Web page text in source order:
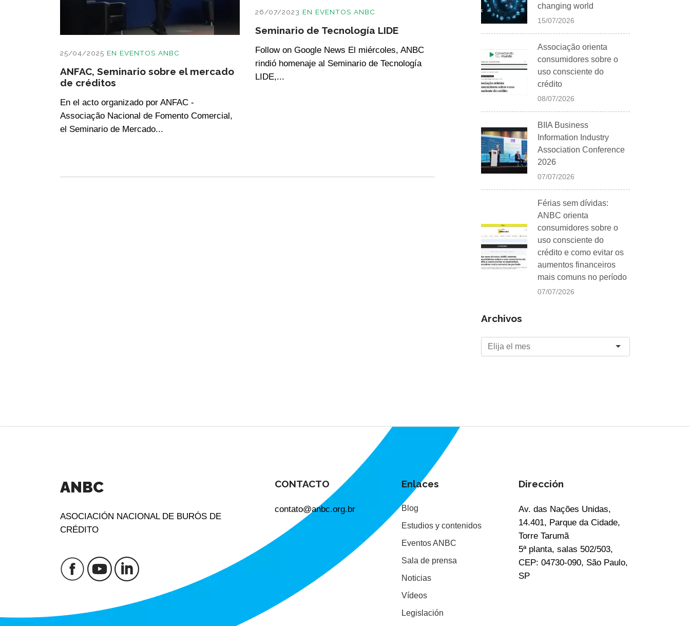
25/04/2025 EN EVENTOS ANBC
ANFAC, Seminario sobre el mercado
de créditos
En el acto organizado por ANFAC -
Associação Nacional de Fomento Comercial,
el Seminario de Mercado...
26/07/2023 EN EVENTOS ANBC
Seminario de Tecnología LIDE
Follow on Google News El miércoles, ANBC
rindió homenaje al Seminario de Tecnología
LIDE,...
changing world
15/07/2026
Associação orienta
consumidores sobre o
uso consciente do
crédito
08/07/2026
BIIA Business
Information Industry
Association Conference
2026
07/07/2026
Férias sem dívidas:
ANBC orienta
consumidores sobre o
uso consciente do
crédito e como evitar os
aumentos financeiros
mais comuns no período
07/07/2026
Archivos
ANBC
ASOCIACIÓN NACIONAL DE BURÓS DE
CRÉDITO
CONTACTO
contato@anbc.org.br
Enlaces
Blog
Estudios y contenidos
Eventos ANBC
Sala de prensa
Noticias
Vídeos
Legislación
Dirección
Av. das Nações Unidas,
14.401, Parque da Cidade,
Torre Tarumã
5ª planta, salas 502/503,
CEP: 04730-090, São Paulo,
SP